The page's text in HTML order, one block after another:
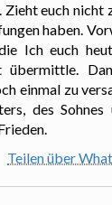
Zieht euch
haben.
Ich euch
übermittle.
einmal zu
des
Teilen über